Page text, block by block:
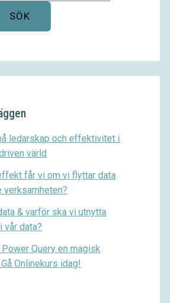
ledarskap och effektivitet i
värld
får vi om vi flyttar data
verksamheten?
& varför ska vi utnytta
vår data?
Power Query en magisk
Onlinekurs idag!